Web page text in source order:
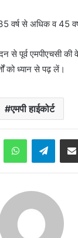
वर्ष से अधिक व 45
से पूर्व एमपीएचसी की
को ध्यान से पढ़ लें।
एमपी हाईकोर्ट
Telegram